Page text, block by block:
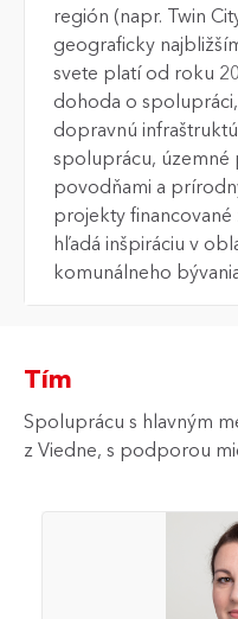
región (napr. Twin
geograficky
svete platí od roku
dohoda o
dopravnú
spoluprácu, územné
povodňami a
projekty financované
hľadá inšpiráciu v
komunálneho
Tím
Spoluprácu s hlavným
z Viedne, s podporou